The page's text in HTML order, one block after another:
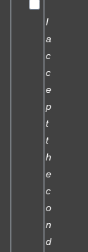
I
a
c
c
e
p
t
t
h
e
c
o
n
d